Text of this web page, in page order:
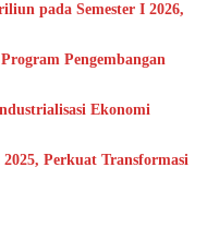
pada Semester I 2026,
Pengembangan
Ekonomi
Perkuat Transformasi